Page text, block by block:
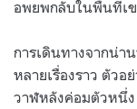
อพยพกลับในพื้นที่เ
การเดินทางจากน่
หลายเรื่องราว ตัว
วาฬหลังค่อมตัวหนึ่